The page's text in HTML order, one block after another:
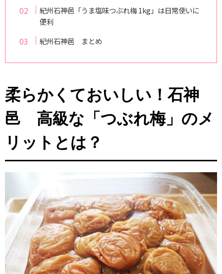
紀州石神邑「うま塩味つぶれ梅 1kg」は日常使いに
便利
紀州石神邑 まとめ
柔らかくておいしい！石神
邑 高級な「つぶれ梅」のメ
リットとは？